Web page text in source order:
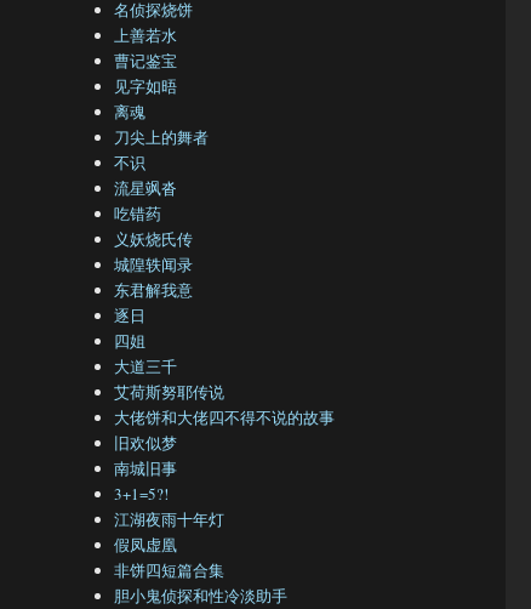
名侦探烧饼
上善若水
曹记鉴宝
见字如晤
离魂
刀尖上的舞者
不识
流星飒沓
吃错药
义妖烧氏传
城隍轶闻录
东君解我意
逐日
四姐
大道三千
艾荷斯努耶传说
大佬饼和大佬四不得不说的故事
旧欢似梦
南城旧事
3+1=5?!
江湖夜雨十年灯
假凤虚凰
非饼四短篇合集
胆小鬼侦探和性冷淡助手